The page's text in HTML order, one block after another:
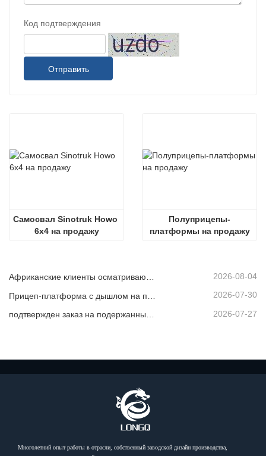
Код подтверждения
Отправить
Самосвал Sinotruk Howo
6x4 на продажу
Полуприцепы-
платформы на продажу
Африканские клиенты осматривают подержанные самосвалы 2026-08-04
2026-07-30
2026-07-27
Многолетний опыт работы в отрасли, собственный заводской дизайн производства,